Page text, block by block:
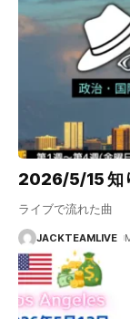
2026/5/15 知
ライブで流れた曲
JACKTEAMLIVE